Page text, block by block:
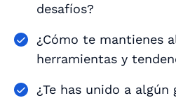
desafíos?
¿Cómo te mantienes
herramientas y
¿Te has unido a algún